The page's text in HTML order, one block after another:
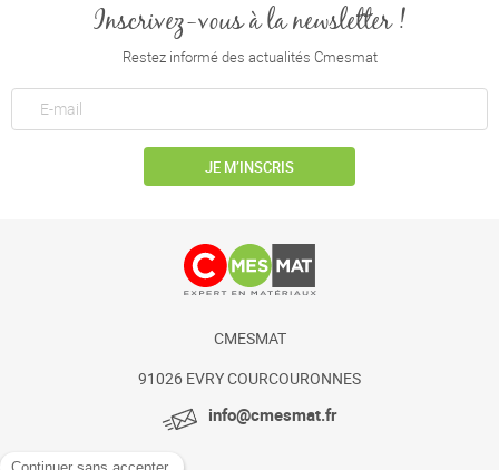
Inscrivez-vous à la newsletter !
Restez informé des actualités Cmesmat
JE M’INSCRIS
CMESMAT
91026 EVRY COURCOURONNES
info@cmesmat.fr